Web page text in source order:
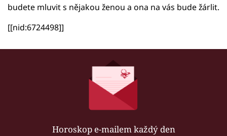
budete mluvit s nějakou ženou a ona na vás bude žárlit.
[[nid:6724498]]
Horoskop e-mailem každý den